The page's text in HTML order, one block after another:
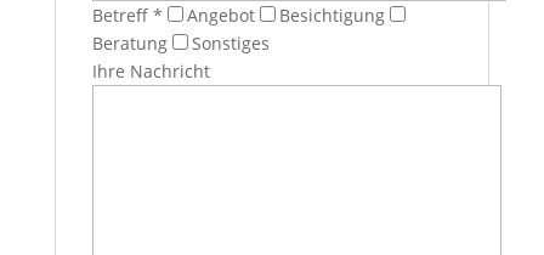
Betreff * Angebot
Besichtigung
Beratung
Sonstiges
Ihre Nachricht